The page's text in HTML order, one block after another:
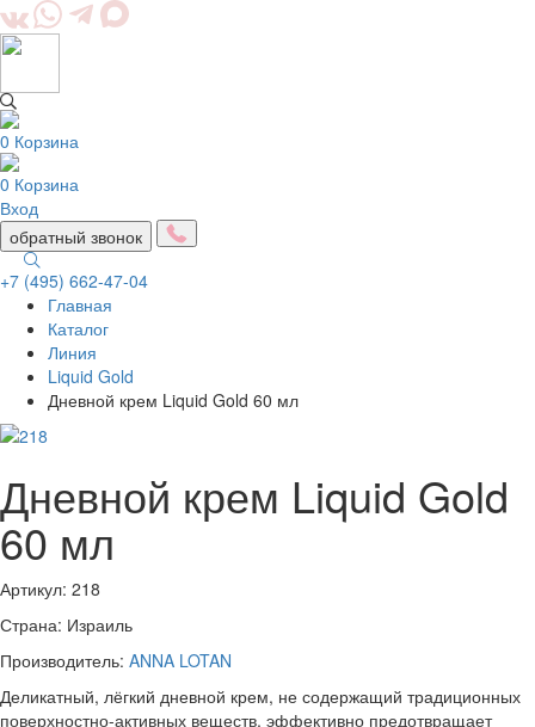
0 Корзина
0 Корзина
Вход
обратный звонок
+7 (495) 662-47-04
Главная
Каталог
Линия
Liquid Gold
Дневной крем Liquid Gold 60 мл
Дневной крем Liquid Gold
60 мл
Артикул: 218
Страна: Израиль
Производитель: ANNA LOTAN
Деликатный, лёгкий дневной крем, не содержащий традиционных
поверхностно-активных веществ, эффективно предотвращает